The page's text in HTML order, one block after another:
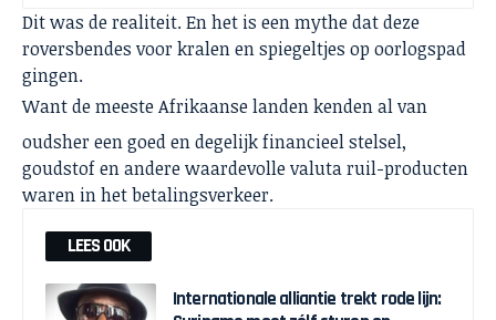
Dit was de realiteit. En het is een mythe dat deze
roversbendes voor kralen en spiegeltjes op oorlogspad
gingen.
Want de meeste Afrikaanse landen kenden al van
oudsher een goed en degelijk financieel stelsel,
goudstof en andere waardevolle valuta ruil-producten
waren in het betalingsverkeer.
LEES OOK
Internationale alliantie trekt rode lijn: